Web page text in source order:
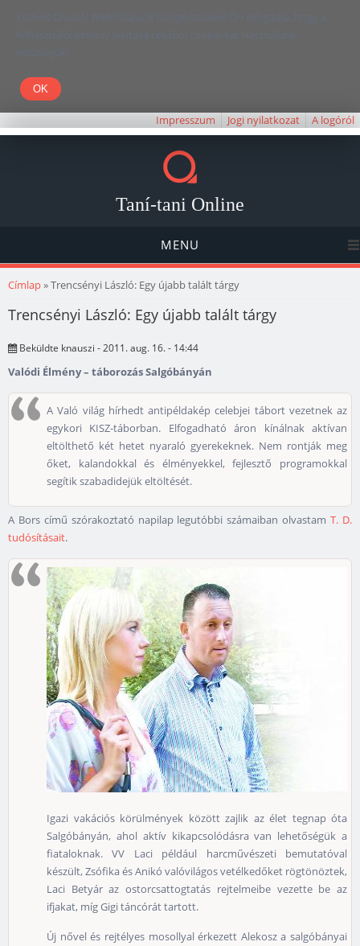
Kedves Olvasó! Weboldalunk böngészésével Ön elfogadja, hogy a
felhasználói élmény javítása céljából cookie-kat használunk.
Köszönjük!
Impresszum Jogi nyilatkozat A logóról
Taní-tani Online
MENU
Jelenlegi hely
Címlap» Trencsényi László: Egy újabb talált tárgy
Trencsényi László: Egy újabb talált tárgy
Beküldte knauszi - 2011. aug. 16. - 14:44
Valódi Élmény – táborozás Salgóbányán
A Való világ hírhedt antipéldakép celebjei tábort vezetnek az
egykori KISZ-táborban. Elfogadható áron kínálnak aktívan
eltölthető két hetet nyaraló gyerekeknek. Nem rontják meg
őket, kalandokkal és élményekkel, fejlesztő programokkal
segítik szabadidejük eltöltését.
A Bors című szórakoztató napilap legutóbbi számaiban olvastamT. D.
tudósításait.
Igazi vakációs körülmények között zajlik az élet tegnap óta
Salgóbányán, ahol aktív kikapcsolódásra van lehetőségük a
fiataloknak. VV Laci például harcművészeti bemutatóval
készült, Zsófika és Anikó valóvilágos vetélkedőket rögtönöztek,
Laci Betyár az ostorcsattogtatás rejtelmeibe vezette be az
ifjakat, míg Gigi táncórát tartott.
Új nővel és rejtélyes mosollyal érkezett Alekosz a salgóbányai